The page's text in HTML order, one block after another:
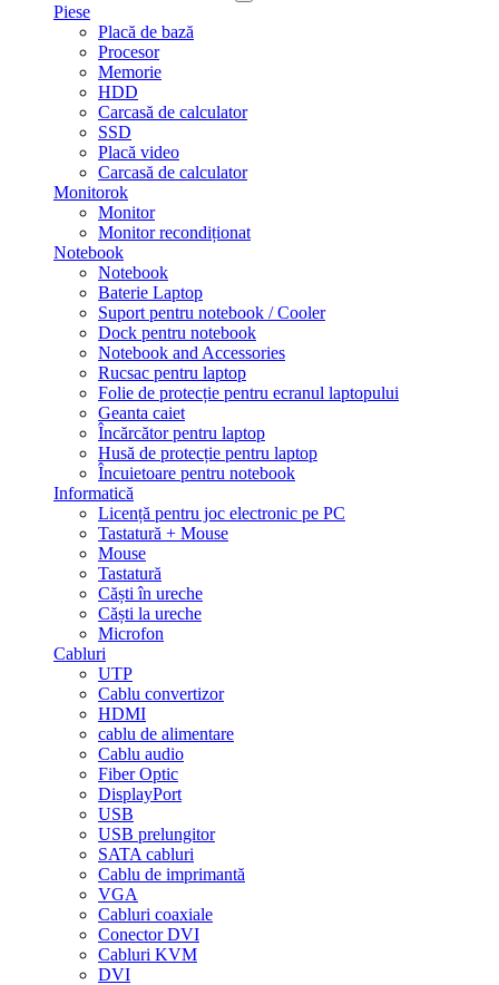
Piese
Placă de bază
Procesor
Memorie
HDD
Carcasă de calculator
SSD
Placă video
Carcasă de calculator
Monitorok
Monitor
Monitor recondiționat
Notebook
Notebook
Baterie Laptop
Suport pentru notebook / Cooler
Dock pentru notebook
Notebook and Accessories
Rucsac pentru laptop
Folie de protecție pentru ecranul laptopului
Geanta caiet
Încărcător pentru laptop
Husă de protecție pentru laptop
Încuietoare pentru notebook
Informatică
Licență pentru joc electronic pe PC
Tastatură + Mouse
Mouse
Tastatură
Căști în ureche
Căști la ureche
Microfon
Cabluri
UTP
Cablu convertizor
HDMI
cablu de alimentare
Cablu audio
Fiber Optic
DisplayPort
USB
USB prelungitor
SATA cabluri
Cablu de imprimantă
VGA
Cabluri coaxiale
Conector DVI
Cabluri KVM
DVI